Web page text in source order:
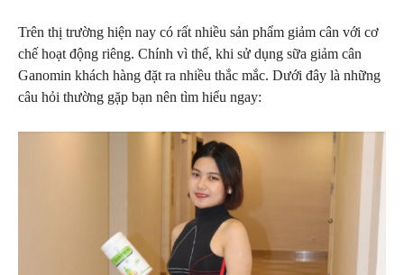
Trên thị trường hiện nay có rất nhiều sản phẩm giảm cân với cơ
chế hoạt động riêng. Chính vì thế, khi sử dụng sữa giảm cân
Ganomin khách hàng đặt ra nhiều thắc mắc. Dưới đây là những
câu hỏi thường gặp bạn nên tìm hiểu ngay: